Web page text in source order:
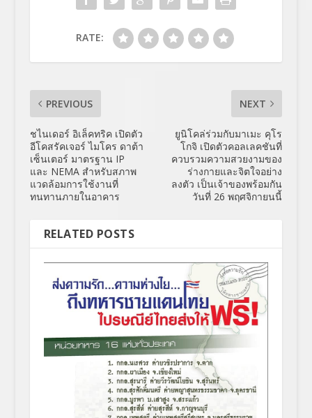
RATE:
PREVIOUS
ชไนเดอร์ อิเล็คทริค เปิดตัว
อีโคสรัคเจอร์ ไมโคร ดาต้า
เซ็นเตอร์ มาตรฐาน IP
และ NEMA สำหรับสภาพ
แวดล้อมการใช้งานที่
ทนทานภายในอาคาร
NEXT
ยูนิโคล่ร่วมกับมาเมะ คุโร
โกจิ เปิดตัวคอลเลคชันที่
ควบรวมความสวยงามของ
ร่างกายและจิตใจอย่าง
ลงตัว เป็นเจ้าของพร้อมกัน
วันที่ 26 พฤศจิกายนนี้
RELATED POSTS